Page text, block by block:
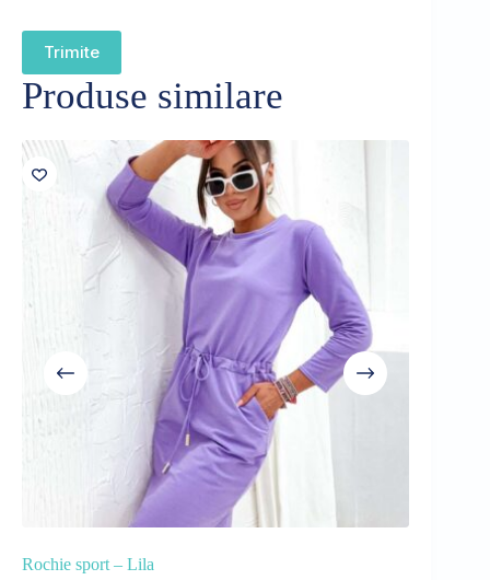
Trimite
Produse similare
Rochie sport – Lila